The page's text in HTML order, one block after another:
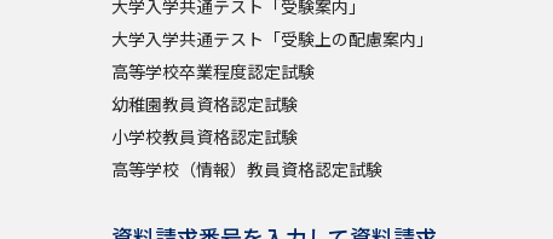
大学入学共通テスト「受験案内」
大学入学共通テスト「受験上の配慮案内」
高等学校卒業程度認定試験
幼稚園教員資格認定試験
小学校教員資格認定試験
高等学校（情報）教員資格認定試験